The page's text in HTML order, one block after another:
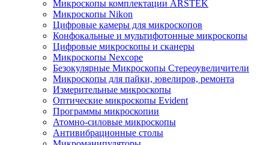
Микроскопы комплектации ARSTEK
Микроскопы Nikon
Цифровые камеры для микроскопов
Конфокальные и мультифотонные микроскопы
Цифровые микроскопы и сканеры
Микроскопы Nexcope
Безокулярные Микроскопы Стереоувеличители
Микроскопы для пайки, ювелиров, ремонта
Измерительные микроскопы
Оптические микроскопы Evident
Программы микроскопии
Атомно-силовые микроскопы
Антивибрационные столы